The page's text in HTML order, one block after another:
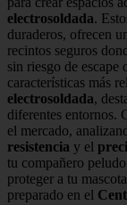
electrosoldada.
duraderos, ofrecen
recintos seguros
sin riesgo de escape
características más
electrosoldada,
diferentes entornos.
el mercado,
resistencia y el
tu compañero
proteger a tu
preparado en el